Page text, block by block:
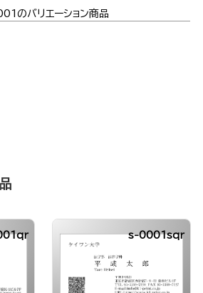
のバリエーション商品
s-0001sqr